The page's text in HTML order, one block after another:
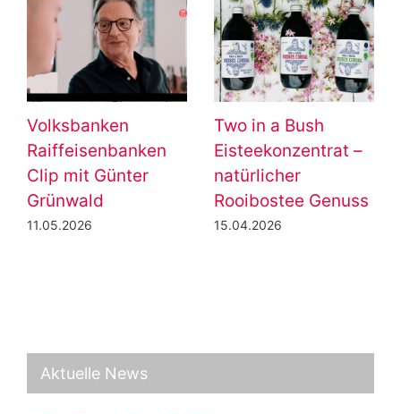
Volksbanken
Raiffeisenbanken
Clip mit Günter
Grünwald
11.05.2026
Two in a Bush
Eisteekonzentrat –
natürlicher
Rooibostee Genuss
15.04.2026
Aktuelle News